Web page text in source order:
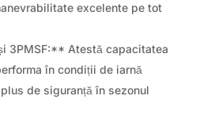
excelente pe tot
3PMSF:** Atestă capacitatea
în condiții de iarnă
de siguranță în sezonul